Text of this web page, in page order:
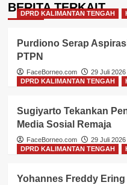
BERITA TERKAIT
DPRD KALIMANTAN TENGAH
Purdiono Serap
PTPN
FaceBorneo.com
29 Juli 2026
DPRD KALIMANTAN TENGAH
Sugiyarto Tekankan
Media Sosial Remaja
FaceBorneo.com
29 Juli 2026
DPRD KALIMANTAN TENGAH
Yohannes Freddy